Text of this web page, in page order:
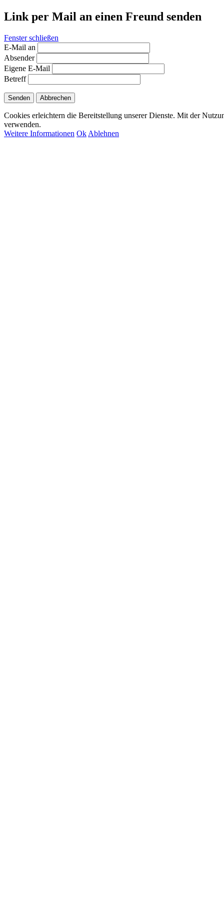
Link per Mail an einen Freund senden
Fenster schließen
E-Mail an
Absender
Eigene E-Mail
Betreff
Senden Abbrechen
Cookies erleichtern die Bereitstellung unserer Dienste. Mit der
verwenden.
Weitere Informationen Ok Ablehnen